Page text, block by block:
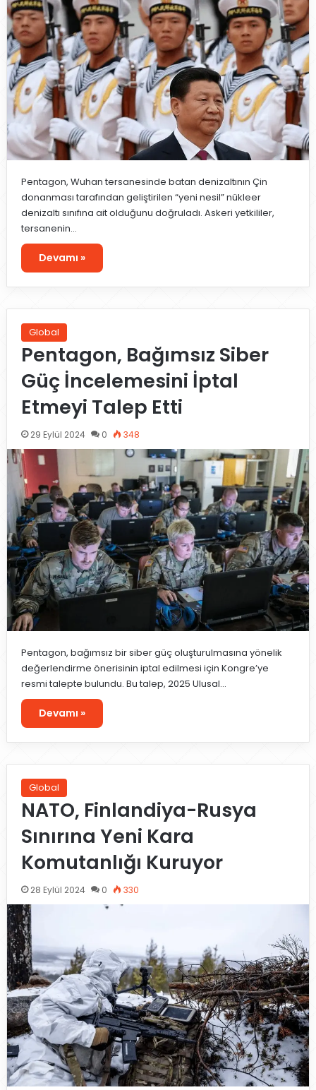
Pentagon, Wuhan tersanesinde batan denizaltının Çin
donanması tarafından geliştirilen “yeni nesil” nükleer
denizaltı sınıfına ait olduğunu doğruladı. Askeri yetkililer,
tersanenin…
Devamı »
Global
Pentagon, Bağımsız Siber
Güç İncelemesini İptal
Etmeyi Talep Etti
29 Eylül 2024 0 348
Pentagon, bağımsız bir siber güç oluşturulmasına yönelik
değerlendirme önerisinin iptal edilmesi için Kongre’ye
resmi talepte bulundu. Bu talep, 2025 Ulusal…
Devamı »
Global
NATO, Finlandiya-Rusya
Sınırına Yeni Kara
Komutanlığı Kuruyor
28 Eylül 2024 0 330